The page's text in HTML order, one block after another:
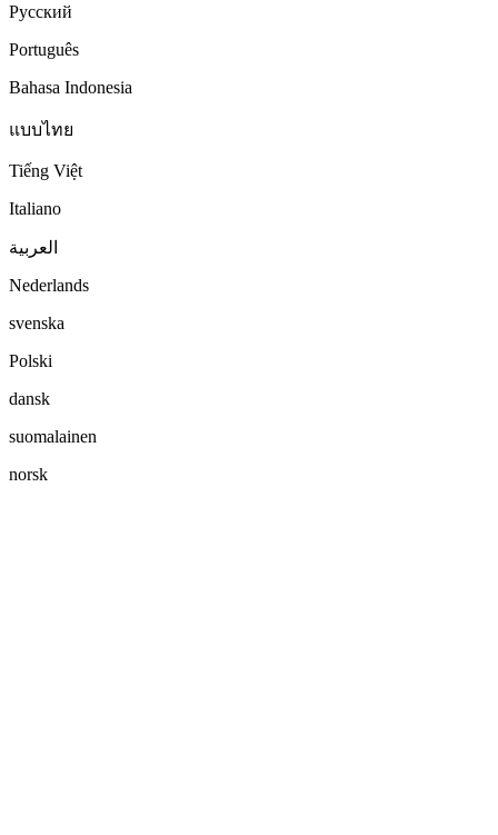
Русский
Português
Bahasa Indonesia
แบบไทย
Tiếng Việt
Italiano
العربية
Nederlands
svenska
Polski
dansk
suomalainen
norsk